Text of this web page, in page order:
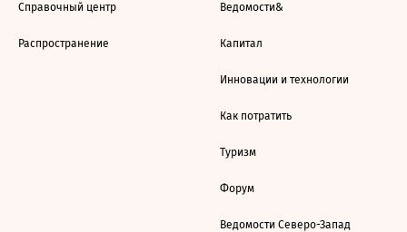
Справочный центр
Распространение
Ведомости&
Капитал
Инновации и технологии
Как потратить
Туризм
Форум
Ведомости Северо-Запад